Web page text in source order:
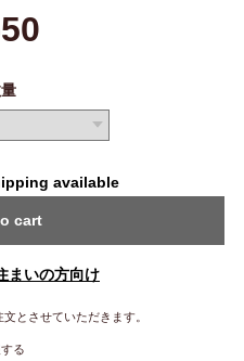
available
cart
まいの方向け
とさせていただきます。
る